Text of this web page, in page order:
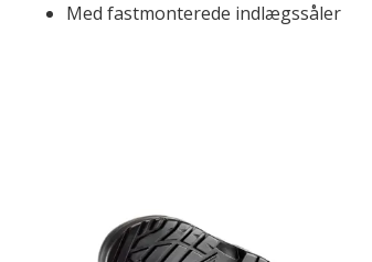
Med fastmonterede indlægssåler